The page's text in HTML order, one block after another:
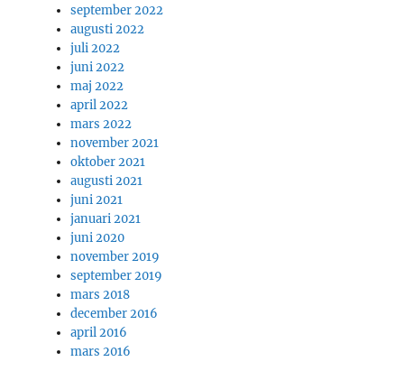
september 2022
augusti 2022
juli 2022
juni 2022
maj 2022
april 2022
mars 2022
november 2021
oktober 2021
augusti 2021
juni 2021
januari 2021
juni 2020
november 2019
september 2019
mars 2018
december 2016
april 2016
mars 2016